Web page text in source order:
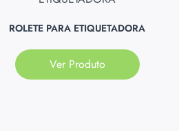
ROLETE PARA ETIQUETADORA
Ver Produto